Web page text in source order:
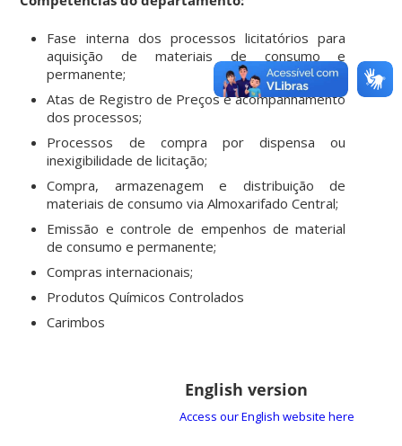
Fase interna dos processos licitatórios para
aquisição de materiais de consumo e
permanente;
Atas de Registro de Preços e acompanhamento
dos processos;
Processos de compra por dispensa ou
inexigibilidade de licitação;
Compra, armazenagem e distribuição de
materiais de consumo via Almoxarifado Central;
Emissão e controle de empenhos de material
de consumo e permanente;
Compras internacionais;
Produtos Químicos Controlados
Carimbos
English version
Access our English website here